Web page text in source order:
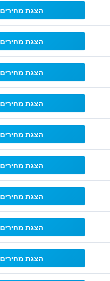
הצגת מחירים
הצגת מחירים
הצגת מחירים
הצגת מחירים
הצגת מחירים
הצגת מחירים
הצגת מחירים
הצגת מחירים
הצגת מחירים